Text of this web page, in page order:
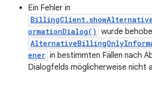
Ein Fehler in
ormationDialog() wurde
ener in bestimmten Fällen nach
Dialogfelds möglicherweise nicht